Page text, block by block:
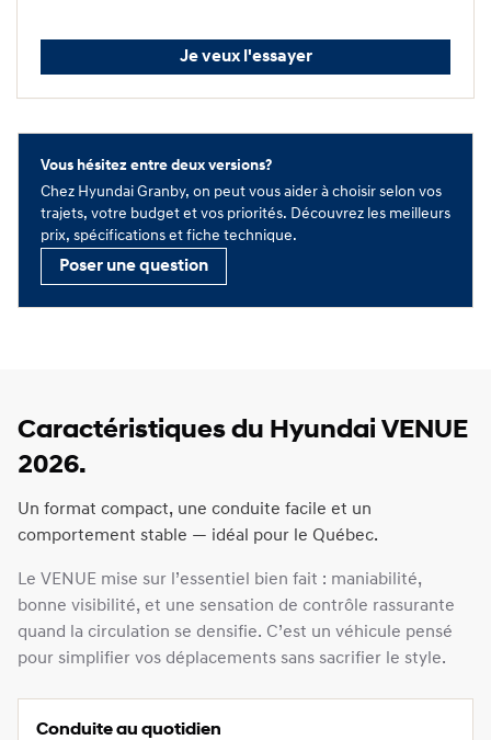
Je veux l'essayer
Vous hésitez entre deux versions?
Chez Hyundai Granby, on peut vous aider à choisir selon vos
trajets, votre budget et vos priorités. Découvrez les meilleurs
prix, spécifications et fiche technique.
Poser une question
Caractéristiques du Hyundai VENUE
2026.
Un format compact, une conduite facile et un
comportement stable — idéal pour le Québec.
Le VENUE mise sur l’essentiel bien fait : maniabilité,
bonne visibilité, et une sensation de contrôle rassurante
quand la circulation se densifie. C’est un véhicule pensé
pour simplifier vos déplacements sans sacrifier le style.
Conduite au quotidien